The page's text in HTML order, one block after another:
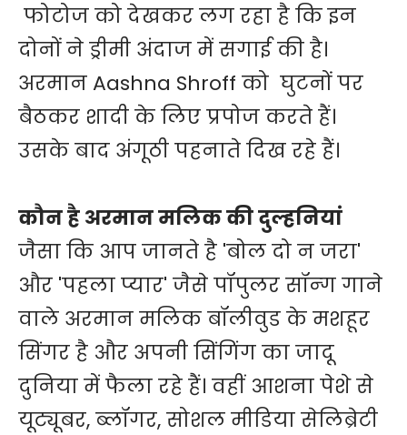
फोटोज को देखकर लग रहा है कि इन
दोनों ने ड्रीमी अंदाज में सगाई की है।
अरमान Aashna Shroff को घुटनों पर
बैठकर शादी के लिए प्रपोज करते हैं।
उसके बाद अंगूठी पहनाते दिख रहे हैं।
कौन है अरमान मलिक की दुल्हनियां
जैसा कि आप जानते है 'बोल दो न जरा'
और 'पहला प्यार' जैसे पॉपुलर सॉन्ग गाने
वाले अरमान मलिक बॉलीवुड के मशहूर
सिंगर है और अपनी सिंगिंग का जादू
दुनिया में फैला रहे हैं। वहीं आशना पेशे से
यूट्यूबर, ब्लॉगर, सोशल मीडिया सेलिब्रेटी